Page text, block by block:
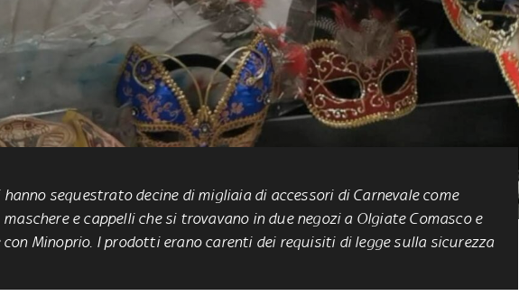
hannosequestrato decine di migliaia di accessori di Carnevalecome
e cappelli che si trovavano in due negozi a Olgiate Comasco e
con Minoprio. I prodotti erano carenti dei requisiti di legge sulla sicurezza